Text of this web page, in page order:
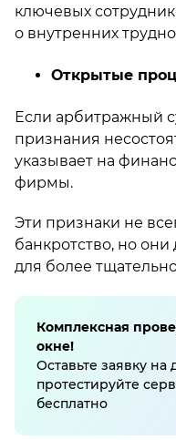
ключевых
о внутренних
Открытые
Если арбитражный
признания
указывает на
фирмы.
Эти признаки не
банкротство, но
для более
Комплексная
окне!
Оставьте заявку на
протестируйте
бесплатно